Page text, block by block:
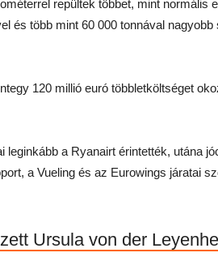
repültek többet, mint normális
és több mint 60 000 tonnával nagyobb
120 millió euró többletköltséget
a Ryanairt érintették, utána
a Vueling és az Eurowings járatai
Ursula von der